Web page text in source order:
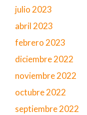
julio 2023
abril 2023
febrero 2023
diciembre 2022
noviembre 2022
octubre 2022
septiembre 2022